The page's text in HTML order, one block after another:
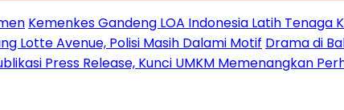
Kemenkes Gandeng LOA Indonesia Latih
Lotte Avenue, Polisi Masih Dalami Motif Drama di
Press Release, Kunci UMKM Memenangkan